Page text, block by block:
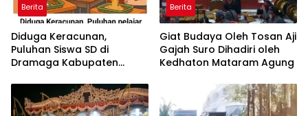
Berita
Diduga Keracunan,
Puluhan Siswa SD di
Dramaga Kabupaten
Puskesmas
Berita
Giat Budaya Oleh Tosan Aji
Gajah Suro Dihadiri oleh
Kedhaton Mataram Agung